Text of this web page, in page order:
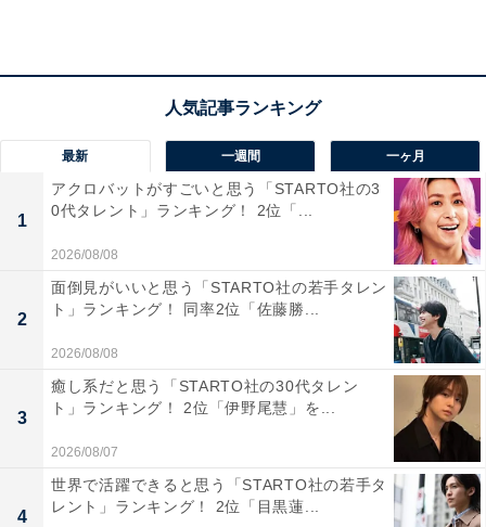
間で爆発的なブームを巻き起こしました。「ポケモンを
151匹集める」という夢に向かって、毎日コツコツと努
力した日々。友達と通信交換をしたり、レベル上げに励
んだりと、まさに“青春そのもの”だったという声が数多
回答者のコメントを見ると「初代は小学生の頃に多分一
番遊んでいました、通信ケーブル片手に友達と対戦や交
換したり、殆どのポケモンをレベル100まで上げたり」
（40代男性／神奈川県）、「発売当初から人気でポケモ
ンの名前全部覚えるくらい没頭した」（40代女性／岐阜
県）、「ゲームボーイで初めて購入したタイトルだった
と記憶しています」（40代男性／東京都）といった声が
ありました。
最新 一週間 一ヶ月
1
アクロバットがすごいと思う「STARTO社の3
0代タレント」ランキング！ 2位「...
2026/08/08
2
面倒見がいいと思う「STARTO社の若手タレン
ト」ランキング！ 同率2位「佐藤勝...
2026/08/08
3
癒し系だと思う「STARTO社の30代タレン
ト」ランキング！ 2位「伊野尾慧」を...
2026/08/07
4
世界で活躍できると思う「STARTO社の若手タ
レント」ランキング！ 2位「目黒蓮...